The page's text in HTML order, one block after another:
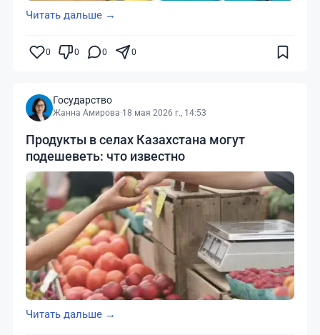
Читать дальше →
0 0 0 0
Государство
Жанна Амирова·18 мая 2026 г., 14:53
Продукты в селах Казахстана могут
подешеветь: что известно
Читать дальше →